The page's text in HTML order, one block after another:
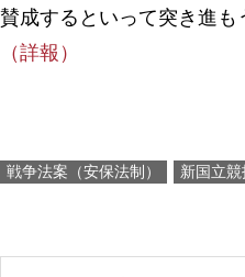
賛成するといって突き進も
（詳報）
戦争法案（安保法制） 新国立